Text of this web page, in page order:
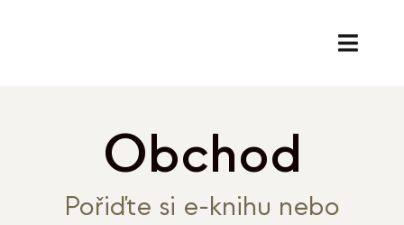
Obchod
Pořiďte si e-knihu nebo